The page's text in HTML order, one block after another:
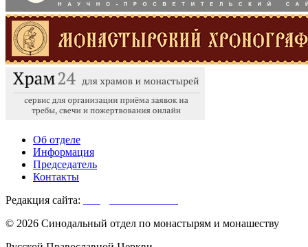
Об отделе
Информация
Председатель
Контакты
Редакция сайта:
© 2026 Синодальный отдел по монастырям и монашеству